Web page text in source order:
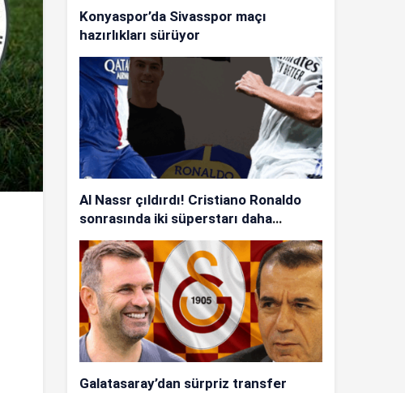
Konyaspor’da Sivasspor maçı
hazırlıkları sürüyor
Al Nassr çıldırdı! Cristiano Ronaldo
sonrasında iki süperstarı daha
istiyorlar…
Galatasaray’dan sürpriz transfer